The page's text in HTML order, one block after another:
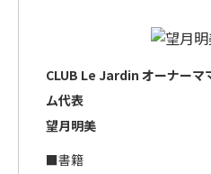
CLUB Le Jardin オーナーマ
ム代表
望月明美
■書籍